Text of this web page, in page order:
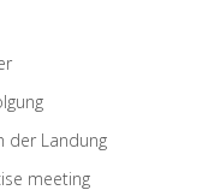
der Landung
meeting